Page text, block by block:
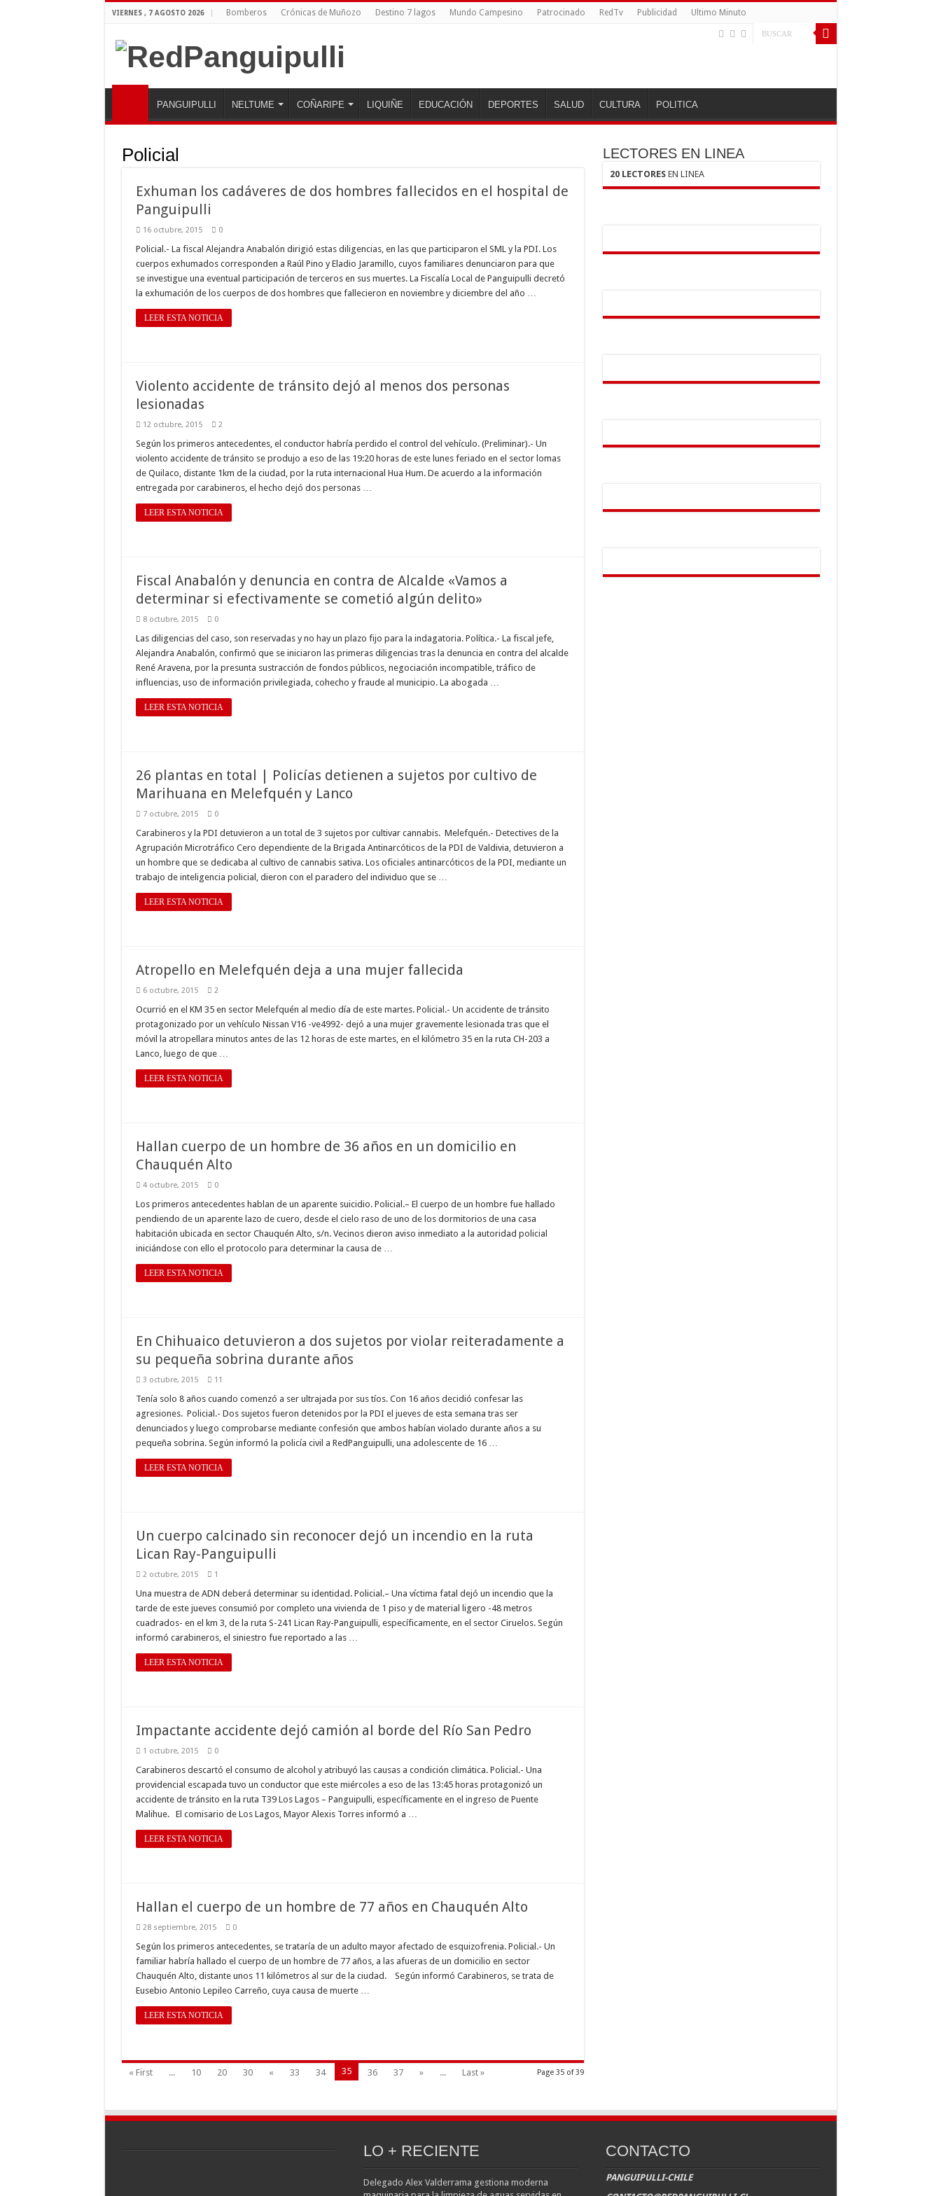
VIERNES , 7 AGOSTO 2026 Bomberos Crónicas de Muñozo Destino 7 lagos Mundo Campesino Patrocinado RedTv Publicidad Ultimo Minuto
PANGUIPULLI NELTUME COÑARIPE LIQUIÑE EDUCACIÓN DEPORTES SALUD CULTURA POLITICA
Policial
Exhuman los cadáveres de dos hombres fallecidos en el hospital de
Panguipulli
16 octubre, 2015 0
Policial.- La fiscal Alejandra Anabalón dirigió estas diligencias, en las que participaron el SML y la PDI. Los
cuerpos exhumados corresponden a Raúl Pino y Eladio Jaramillo, cuyos familiares denunciaron para que
se investigue una eventual participación de terceros en sus muertes. La Fiscalía Local de Panguipulli decretó
la exhumación de los cuerpos de dos hombres que fallecieron en noviembre y diciembre del año …
LEER ESTA NOTICIA
Violento accidente de tránsito dejó al menos dos personas
lesionadas
12 octubre, 2015 2
Según los primeros antecedentes, el conductor habría perdido el control del vehículo. (Preliminar).- Un
violento accidente de tránsito se produjo a eso de las 19:20 horas de este lunes feriado en el sector lomas
de Quilaco, distante 1km de la ciudad, por la ruta internacional Hua Hum. De acuerdo a la información
entregada por carabineros, el hecho dejó dos personas …
LEER ESTA NOTICIA
Fiscal Anabalón y denuncia en contra de Alcalde «Vamos a
determinar si efectivamente se cometió algún delito»
8 octubre, 2015 0
Las diligencias del caso, son reservadas y no hay un plazo fijo para la indagatoria. Política.- La fiscal jefe,
Alejandra Anabalón, confirmó que se iniciaron las primeras diligencias tras la denuncia en contra del alcalde
René Aravena, por la presunta sustracción de fondos públicos, negociación incompatible, tráfico de
influencias, uso de información privilegiada, cohecho y fraude al municipio. La abogada …
LEER ESTA NOTICIA
26 plantas en total | Policías detienen a sujetos por cultivo de
Marihuana en Melefquén y Lanco
7 octubre, 2015 0
Carabineros y la PDI detuvieron a un total de 3 sujetos por cultivar cannabis. Melefquén.- Detectives de la
Agrupación Microtráfico Cero dependiente de la Brigada Antinarcóticos de la PDI de Valdivia, detuvieron a
un hombre que se dedicaba al cultivo de cannabis sativa. Los oficiales antinarcóticos de la PDI, mediante un
trabajo de inteligencia policial, dieron con el paradero del individuo que se …
LEER ESTA NOTICIA
Atropello en Melefquén deja a una mujer fallecida
6 octubre, 2015 2
Ocurrió en el KM 35 en sector Melefquén al medio día de este martes. Policial.- Un accidente de tránsito
protagonizado por un vehículo Nissan V16 -ve4992- dejó a una mujer gravemente lesionada tras que el
móvil la atropellara minutos antes de las 12 horas de este martes, en el kilómetro 35 en la ruta CH-203 a
Lanco, luego de que …
LEER ESTA NOTICIA
Hallan cuerpo de un hombre de 36 años en un domicilio en
Chauquén Alto
4 octubre, 2015 0
Los primeros antecedentes hablan de un aparente suicidio. Policial.– El cuerpo de un hombre fue hallado
pendiendo de un aparente lazo de cuero, desde el cielo raso de uno de los dormitorios de una casa
habitación ubicada en sector Chauquén Alto, s/n. Vecinos dieron aviso inmediato a la autoridad policial
iniciándose con ello el protocolo para determinar la causa de …
LEER ESTA NOTICIA
En Chihuaico detuvieron a dos sujetos por violar reiteradamente a
su pequeña sobrina durante años
3 octubre, 2015 11
Tenía solo 8 años cuando comenzó a ser ultrajada por sus tíos. Con 16 años decidió confesar las
agresiones. Policial.- Dos sujetos fueron detenidos por la PDI el jueves de esta semana tras ser
denunciados y luego comprobarse mediante confesión que ambos habían violado durante años a su
pequeña sobrina. Según informó la policía civil a RedPanguipulli, una adolescente de 16 …
LEER ESTA NOTICIA
Un cuerpo calcinado sin reconocer dejó un incendio en la ruta
Lican Ray-Panguipulli
2 octubre, 2015 1
Una muestra de ADN deberá determinar su identidad. Policial.– Una víctima fatal dejó un incendio que la
tarde de este jueves consumió por completo una vivienda de 1 piso y de material ligero -48 metros
cuadrados- en el km 3, de la ruta S-241 Lican Ray-Panguipulli, específicamente, en el sector Ciruelos. Según
informó carabineros, el siniestro fue reportado a las …
LEER ESTA NOTICIA
Impactante accidente dejó camión al borde del Río San Pedro
1 octubre, 2015 0
Carabineros descartó el consumo de alcohol y atribuyó las causas a condición climática. Policial.- Una
providencial escapada tuvo un conductor que este miércoles a eso de las 13:45 horas protagonizó un
accidente de tránsito en la ruta T39 Los Lagos – Panguipulli, específicamente en el ingreso de Puente
Malihue. El comisario de Los Lagos, Mayor Alexis Torres informó a …
LEER ESTA NOTICIA
Hallan el cuerpo de un hombre de 77 años en Chauquén Alto
28 septiembre, 2015 0
Según los primeros antecedentes, se trataría de un adulto mayor afectado de esquizofrenia. Policial.- Un
familiar habría hallado el cuerpo de un hombre de 77 años, a las afueras de un domicilio en sector
Chauquén Alto, distante unos 11 kilómetros al sur de la ciudad. Según informó Carabineros, se trata de
Eusebio Antonio Lepileo Carreño, cuya causa de muerte …
LEER ESTA NOTICIA
Page 35 of 39
« First ... 10 20 30 « 33 34 35 36 37 » ... Last »
LECTORES EN LINEA
20 LECTORESEN LINEA
LO + RECIENTE
Delegado Alex Valderrama gestiona moderna
CONTACTO
PANGUIPULLI-CHILE